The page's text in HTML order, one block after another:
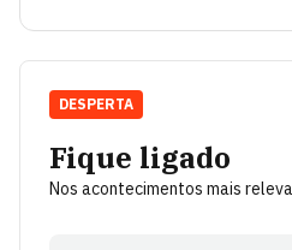
Fique ligado
Nos acontecimentos mais
DESPERTA